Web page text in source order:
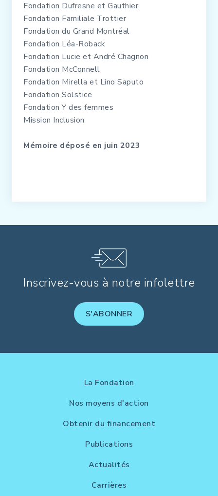
Fondation Dufresne et Gauthier
Fondation Familiale Trottier
Fondation du Grand Montréal
Fondation Léa-Roback
Fondation Lucie et André Chagnon
Fondation McConnell
Fondation Mirella et Lino Saputo
Fondation Solstice
Fondation Y des femmes
Mission Inclusion
Mémoire déposé en juin 2023
Inscrivez-vous à notre infolettre
S'ABONNER
La Fondation
Nos moyens d'action
Obtenir du financement
Publications
Actualités
Carrières